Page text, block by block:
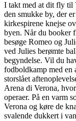
I takt med at dit fly til
den smukke by, der
kirkespirene knejse
byen. Når du booker
besøge Romeo og
ved Julies berømte
begyndelse. Vil du
fodboldkamp med en
storslået
Arena di Verona,
operaer. På en varm
Verona og køre de
svalende dukkert i